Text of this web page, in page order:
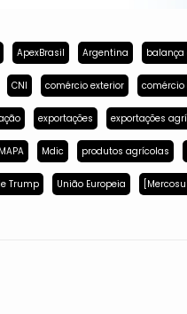
ApexBrasil Argentina balança
CNI comércio exterior comércio
exportações exportações
MAPA Mdic produtos agrícolas
Trump União Europeia